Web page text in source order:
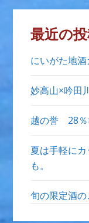
最近の
にいがた地
妙高山×吟
越の誉 28％
夏は手軽に
も。
旬の限定酒の